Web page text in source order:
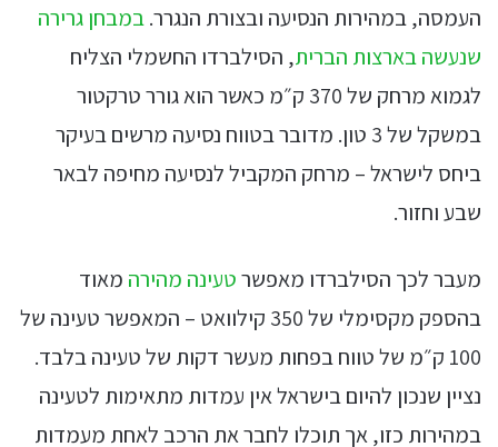
העמסה, במהירות הנסיעה ובצורת הנגרר.במבחן גרירה
שנעשה בארצות הברית, הסילברדו החשמלי הצליח
לגמוא מרחק של 370 ק״מ כאשר הוא גורר טרקטור
במשקל של 3 טון. מדובר בטווח נסיעה מרשים בעיקר
ביחס לישראל – מרחק המקביל לנסיעה מחיפה לבאר
שבע וחזור.
מעבר לכך הסילברדו מאפשרטעינה מהירה מאוד
בהספק מקסימלי של 350 קילוואט – המאפשר טעינה של
100 ק״מ של טווח בפחות מעשר דקות של טעינה בלבד.
נציין שנכון להיום בישראל אין עמדות מתאימות לטעינה
במהירות כזו, אך תוכלו לחבר את הרכב לאחת מעמדות